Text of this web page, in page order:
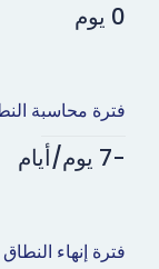
0 يوم
فترة محاسبة
-7 يوم/أيام
فترة إنهاء النطاق